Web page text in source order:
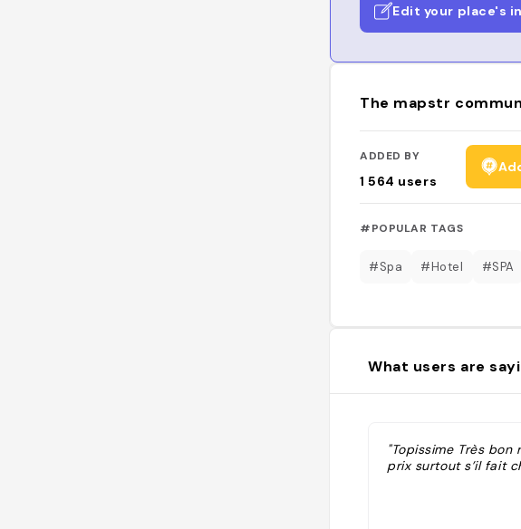
Edit your place's
The mapstr
ADDED BY
1 564 users
#POPULAR TAGS
#Spa #Hotel #SPA
What users are
"Topissime Très
prix surtout s’il fait